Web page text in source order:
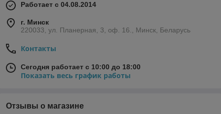
Работает с 04.08.2014
г. Минск
220033, ул. Планерная, 3, оф. 16., Минск, Беларусь
Контакты
Сегодня работает с 10:00 до 18:00
Показать весь график работы
Отзывы о магазине